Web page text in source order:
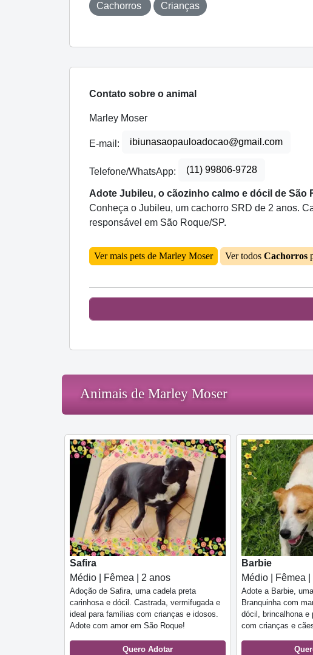
Cachorros Crianças
Contato sobre o animal
Marley Moser
E-mail: ibiunasaopauloadocao@gmail.com
Telefone/WhatsApp: (11) 99806-9728
Adote Jubileu, o cãozinho calmo e dócil de São
Conheça o Jubileu, um cachorro SRD de 2 anos.
responsável em São Roque/SP.
Ver mais pets de Marley Moser Ver todos Cachorros
Animais de Marley Moser
Safira
Médio | Fêmea | 2 anos
Adoção de Safira, uma cadela preta
carinhosa e dócil. Castrada, vermifugada e
ideal para famílias com crianças e idosos.
Adote com amor em São Roque!
Quero Adotar
Barbie
Médio | Fêmea |
Adote a Barbie,
Branquinha com
dócil, brincalhona e
com crianças e